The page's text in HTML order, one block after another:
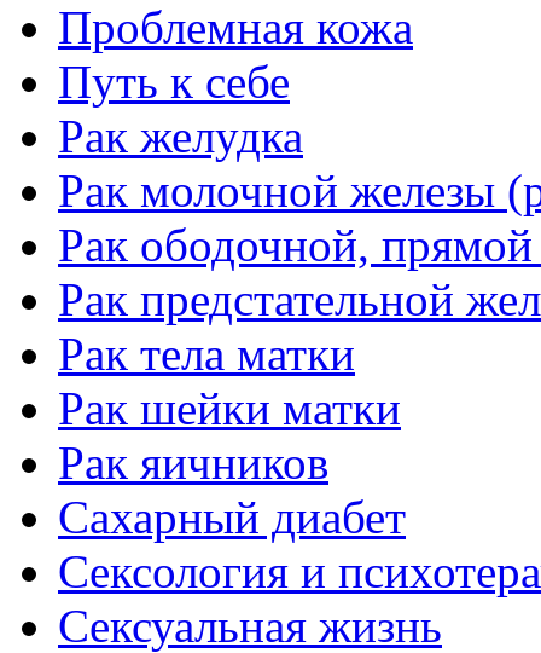
Проблемная кожа
Путь к себе
Рак желудка
Рак молочной железы
Рак ободочной,
Рак предстательной
Рак тела матки
Рак шейки матки
Рак яичников
Сахарный диабет
Сексология и
Сексуальная жизнь